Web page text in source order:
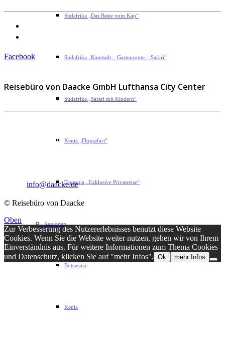
Südafrika „Das Beste vom Kap“
Südafrika „Kapstadt – Gartenroute – Safari“
Südafrika „Safari mit Kindern“
Kenia „Flugsafari“
Tansania „Exklusive Privatreise“
Regionen
Botswana
Kenia
Facebook
Reisebüro von Daacke GmbH Lufthansa City Center
D-22609 Hamburg
info@daacke.de
© Reisebüro von Daacke
Oben
Zur Verbesserung des Nutzererlebnisses benutzt diese Website
Cookies. Wenn Sie die Website weiter nutzen, gehen wir von Ihrem
Einverständnis aus. Für weitere Informationen zum Thema Cookies
und Datenschutz, klicken Sie auf "mehr Infos". Ok mehr Infos